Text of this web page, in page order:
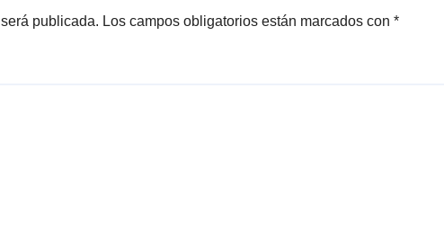
publicada. Los campos obligatorios están marcados con *